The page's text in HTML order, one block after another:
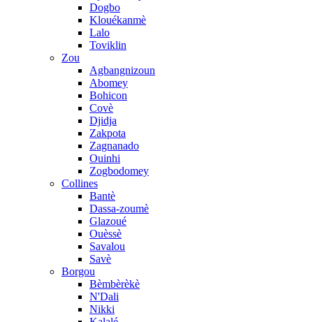
Dogbo
Klouékanmè
Lalo
Toviklin
Zou
Agbangnizoun
Abomey
Bohicon
Covè
Djidja
Zakpota
Zagnanado
Ouinhi
Zogbodomey
Collines
Bantè
Dassa-zoumè
Glazoué
Ouèssè
Savalou
Savè
Borgou
Bèmbèrèkè
N'Dali
Nikki